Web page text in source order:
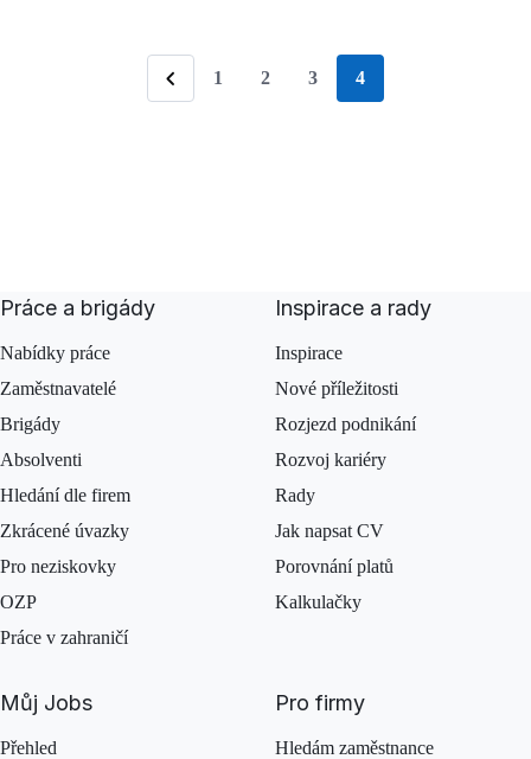
Předchozí
1 2 3 stránka
4
Práce a brigády
Nabídky práce
Zaměstnavatelé
Brigády
Absolventi
Hledání dle firem
Zkrácené úvazky
Pro neziskovky
OZP
Práce v zahraničí
Inspirace a rady
Inspirace
Nové příležitosti
Rozjezd podnikání
Rozvoj kariéry
Rady
Jak napsat CV
Porovnání platů
Kalkulačky
Můj Jobs
Přehled
Pro firmy
Hledám zaměstnance